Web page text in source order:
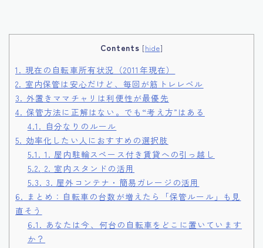
Contents [hide]
1. 現在の自転車所有状況（2011年現在）
2. 室内保管は安心だけど、毎回が筋トレレベル
3. 外置きママチャリは利便性が最優先
4. 保管方法に正解はない。でも“考え方”はある
4.1. 自分なりのルール
5. 効率化したい人におすすめの選択肢
5.1. 1. 屋内駐輪スペース付き賃貸への引っ越し
5.2. 2. 室内スタンドの活用
5.3. 3. 屋外コンテナ・簡易ガレージの活用
6. まとめ：自転車の台数が増えたら「保管ルール」も見
直そう
6.1. あなたは今、何台の自転車をどこに置いています
か？